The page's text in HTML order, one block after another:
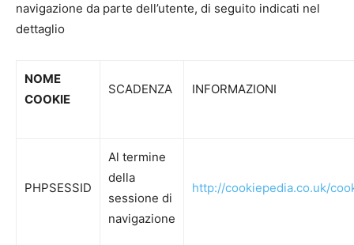
navigazione da parte dell’utente, di seguito indicati nel
dettaglio
NOME
COOKIE
SCADENZA INFORMAZIONI
PHPSESSID
Al termine
della
sessione di
navigazione
http://cookiepedia.co.uk/